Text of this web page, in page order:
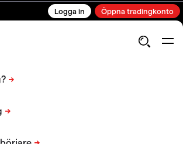
Logga in Öppna tradingkonto